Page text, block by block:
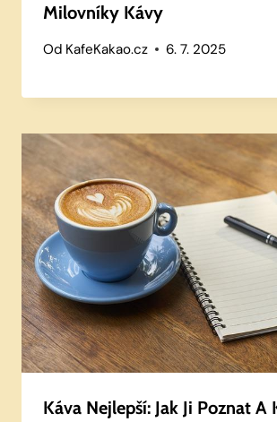
Milovníky Kávy
Od KafeKakao.cz 6. 7. 2025
Káva Nejlepší: Jak Ji Poznat A